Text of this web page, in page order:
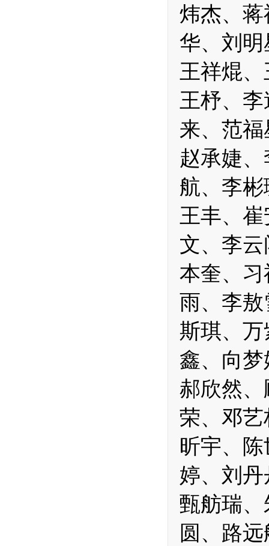
炜杰、
华、刘
王祥焜
王杼、
来、范
赵承婕
航、李
王丰、
文、李
本奎、
雨、李
斯琪、
鑫、向
郝欣然
荣、邓
昕宇、
婷、刘
甄舫瑞
圆、路